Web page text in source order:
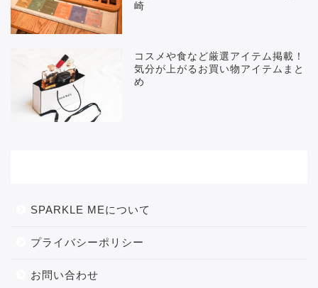
崎
コスメや食など厳選アイテム掲載！
気分が上がるお買い物アイテムまと
め
SPARKLE MEについて
プライバシーポリシー
お問い合わせ